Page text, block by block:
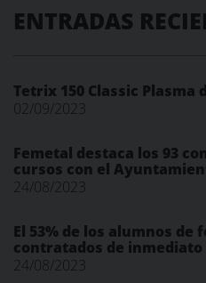
ENTRADAS
Tetrix 150 Classic Plasma
02/09/2023
Femetal destaca los 93
cursos con el
24/08/2023
El 53% de los alumnos
contratados de inmediato
24/08/2023